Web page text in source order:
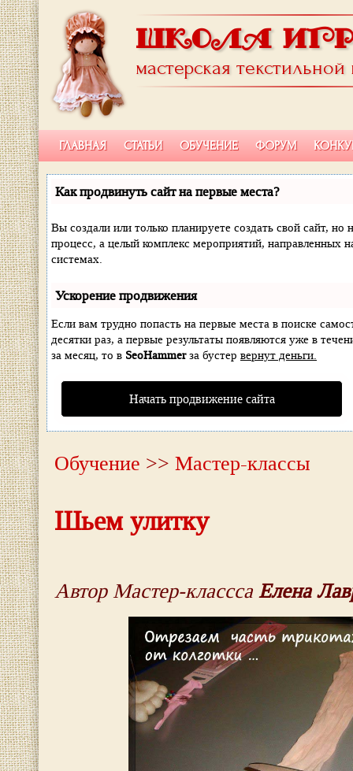
ШКОЛА
мастерская
ГЛАВНАЯ СТАТЬИ ОБУЧЕНИЕ ФОРУМ
Как продвинуть сайт на первые места?
Вы создали или только планируете создать свой сайт,
процесс, а целый комплекс мероприятий, направленных
системах.
Ускорение продвижения
Если вам трудно попасть на первые места в поиске
десятки раз, а первые результаты появляются уже в
за месяц, то в SeoHammerза бустер вернут деньги.
Начать продвижение сайта
Обучение >> Мастер-классы
Шьем улитку
Автор Мастер-классса Елена